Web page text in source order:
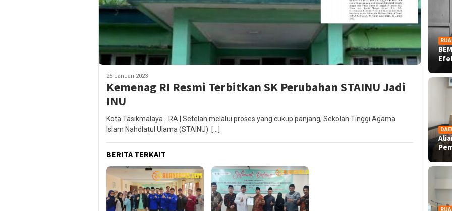
25 Januari 2023
Kemenag RI Resmi Terbitkan SK Perubahan STAINU Jadi
INU
Kota Tasikmalaya - RA | Setelah melalui proses yang cukup panjang, Sekolah Tinggi Agama
Islam Nahdlatul Ulama (STAINU) […]
BERITA TERKAIT